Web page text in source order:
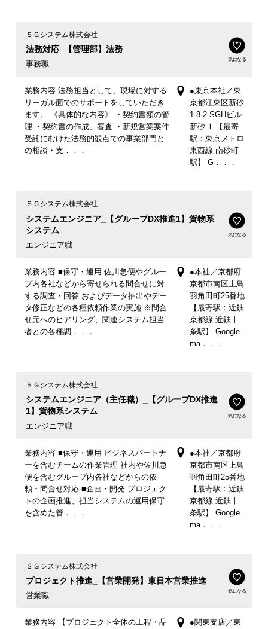
法務対応_【管理部】法務
事務職
ＳＧシステム株式会社
気になる
業務内容 法務担当として、現場に対する
リーガル面でのサポートをしていただき
ます。 《具体的な内容》 ・契約書類の管
理 ・契約書の作成、審査 ・新規営業案件
受託にむけた法務的観点での事業部門と
の相談・支．．．
●東京本社／東
京都江東区新砂
1-8-2 SGHビル
新砂Ⅱ 【最寄
駅：東京メトロ
東西線 南砂町
駅】 G．．．
システムエンジニア_【グループDX推進1】貨物系
システム
エンジニア職
ＳＧシステム株式会社
気になる
業務内容 ■保守・運用 佐川急便やグルー
プ内各社などから寄せられる問合せに対
する調査・回答 およびデータ抽出やデー
タ修正などの各種依頼作業の実施 ※問合
せ元へのヒアリング、関連システム担当
者との各種調．．．
●本社／京都府
京都市南区上鳥
羽角田町25番地
【最寄駅：近鉄
京都線 近鉄十
条駅】 Google
ma．．．
システムエンジニア（主任職）_【グループDX推進
1】貨物系システム
エンジニア職
ＳＧシステム株式会社
気になる
業務内容 ■保守・運用 ビジネスパートナ
ーを含むチームの作業管理 社内や佐川急
便を含むグループ内各社などからの依
頼・問合せ対応 ■企画・開発 プロジェク
トの企画推進、担当システムの運用保守
を含めた管．．．
●本社／京都府
京都市南区上鳥
羽角田町25番地
【最寄駅：近鉄
京都線 近鉄十
条駅】 Google
ma．．．
プロジェクト推進_【営業開発】東日本営業推進
営業職
ＳＧシステム株式会社
気になる
業務内容 【プロジェクト全体の工程・品
●関東支店／東